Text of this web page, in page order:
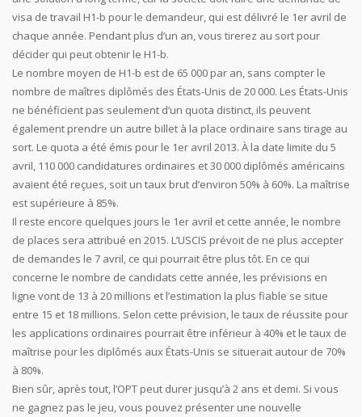
visa de travail H1-b pour le demandeur, qui est délivré le 1er avril de
chaque année. Pendant plus d’un an, vous tirerez au sort pour
décider qui peut obtenir le H1-b.
Le nombre moyen de H1-b est de 65 000 par an, sans compter le
nombre de maîtres diplômés des États-Unis de 20 000. Les États-Unis
ne bénéficient pas seulement d’un quota distinct, ils peuvent
également prendre un autre billet à la place ordinaire sans tirage au
sort. Le quota a été émis pour le 1er avril 2013. À la date limite du 5
avril, 110 000 candidatures ordinaires et 30 000 diplômés américains
avaient été reçues, soit un taux brut d’environ 50% à 60%. La maîtrise
est supérieure à 85%.
Il reste encore quelques jours le 1er avril et cette année, le nombre
de places sera attribué en 2015. L’USCIS prévoit de ne plus accepter
de demandes le 7 avril, ce qui pourrait être plus tôt. En ce qui
concerne le nombre de candidats cette année, les prévisions en
ligne vont de 13 à 20 millions et l’estimation la plus fiable se situe
entre 15 et 18 millions. Selon cette prévision, le taux de réussite pour
les applications ordinaires pourrait être inférieur à 40% et le taux de
maîtrise pour les diplômés aux États-Unis se situerait autour de 70%
à 80%.
Bien sûr, après tout, l’OPT peut durer jusqu’à 2 ans et demi. Si vous
ne gagnez pas le jeu, vous pouvez présenter une nouvelle